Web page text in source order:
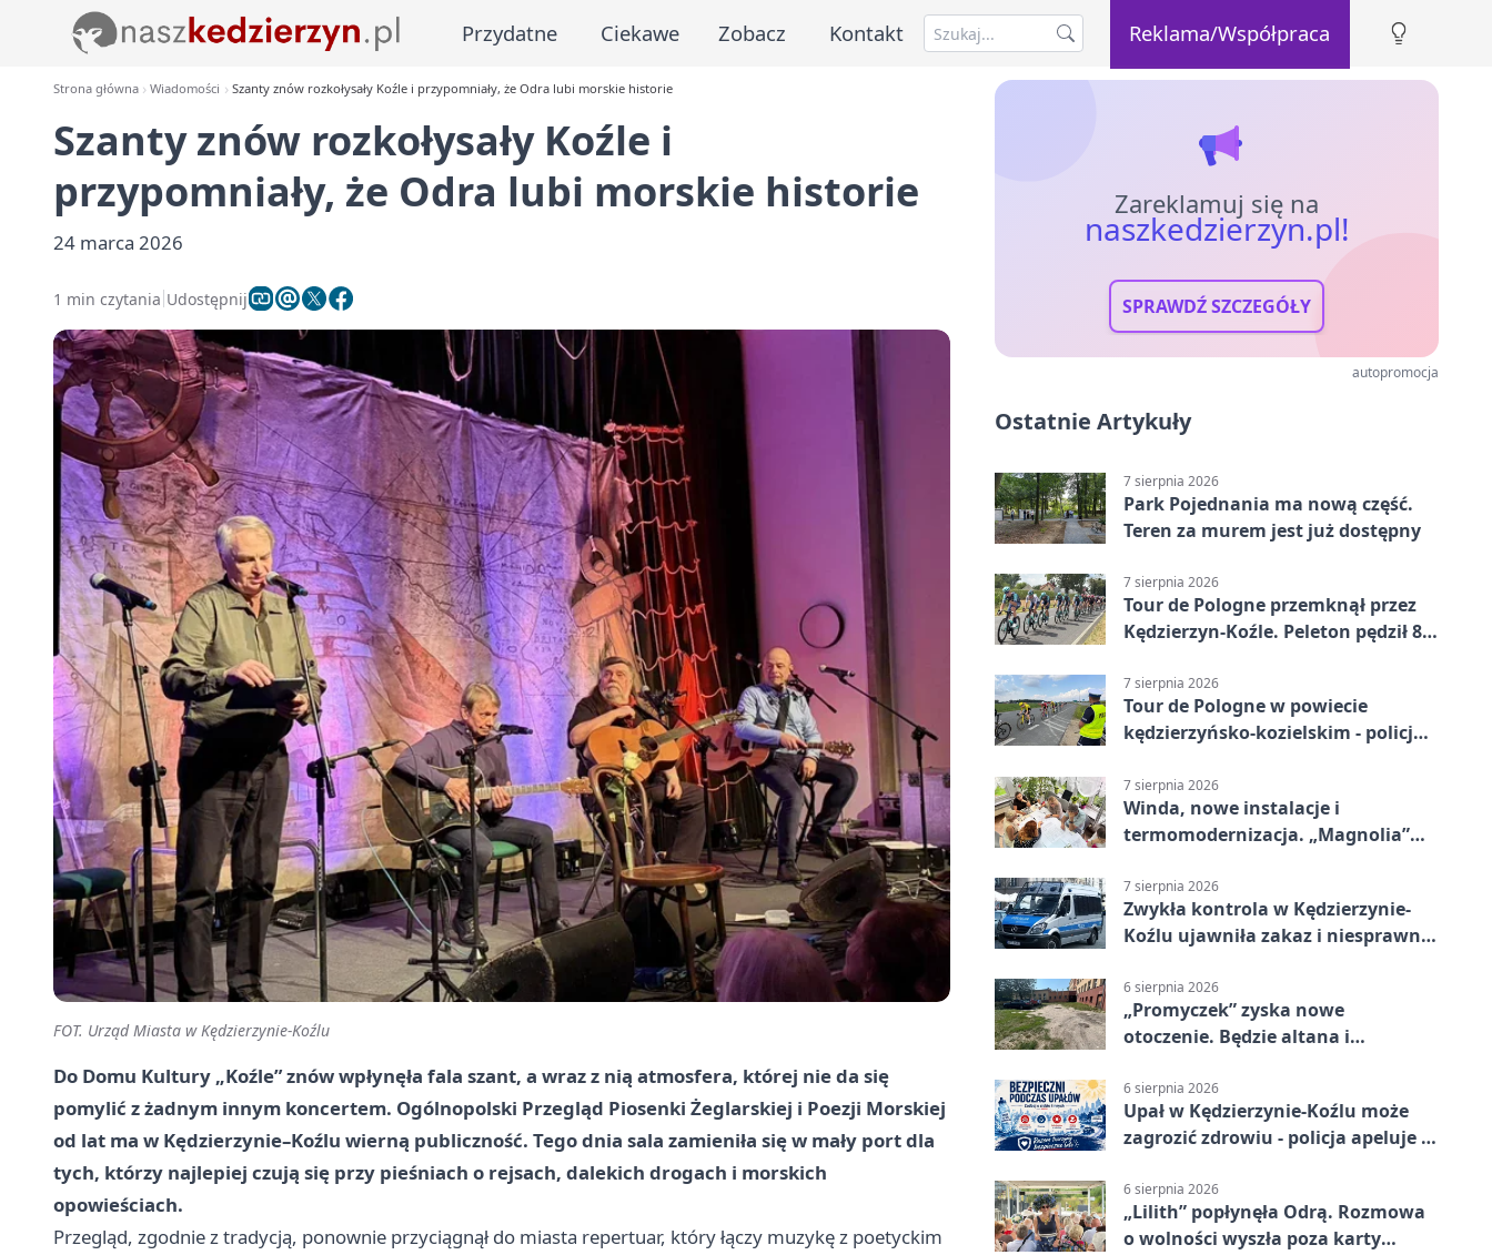
Przydatne Ciekawe Zobacz Kontakt Reklama/Współpraca
Strona główna Wiadomości Szanty znów rozkołysały Koźle i przypomniały, że Odra lubi morskie historie
Szanty znów rozkołysały Koźle i
przypomniały, że Odra lubi morskie historie
24 marca 2026
1 min czytania Udostępnij
FOT. Urząd Miasta w Kędzierzynie-Koźlu
Do Domu Kultury „Koźle” znów wpłynęła fala szant, a wraz z nią atmosfera, której nie da się
pomylić z żadnym innym koncertem. Ogólnopolski Przegląd Piosenki Żeglarskiej i Poezji Morskiej
od lat ma w Kędzierzynie–Koźlu wierną publiczność. Tego dnia sala zamieniła się w mały port dla
tych, którzy najlepiej czują się przy pieśniach o rejsach, dalekich drogach i morskich
opowieściach.
Przegląd, zgodnie z tradycją, ponownie przyciągnął do miasta repertuar, który łączy muzykę z poetyckim
Zareklamuj się na
naszkedzierzyn.pl!
SPRAWDŹ SZCZEGÓŁY
autopromocja
Ostatnie Artykuły
7 sierpnia 2026
Park Pojednania ma nową część.
Teren za murem jest już dostępny
7 sierpnia 2026
Tour de Pologne przemknął przez
Kędzierzyn-Koźle. Peleton pędził 80
7 sierpnia 2026
Tour de Pologne w powiecie
kędzierzyńsko-kozielskim - policja
7 sierpnia 2026
Winda, nowe instalacje i
termomodernizacja. „Magnolia”
7 sierpnia 2026
Zwykła kontrola w Kędzierzynie-
Koźlu ujawniła zakaz i niesprawne
6 sierpnia 2026
„Promyczek” zyska nowe
otoczenie. Będzie altana i
6 sierpnia 2026
Upał w Kędzierzynie-Koźlu może
zagrozić zdrowiu - policja apeluje o
6 sierpnia 2026
„Lilith” popłynęła Odrą. Rozmowa
o wolności wyszła poza karty